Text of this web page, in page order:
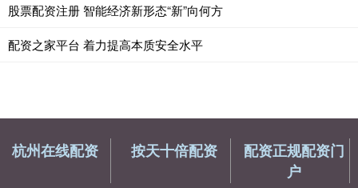
股票配资注册 智能经济新形态“新”向何方
配资之家平台 着力提高本质安全水平
杭州在线配资 按天十倍配资
配资正规配资门
户